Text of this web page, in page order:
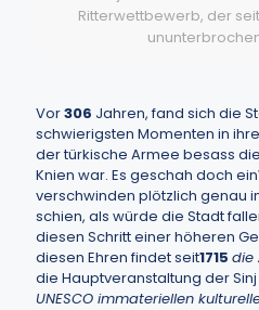
Ritterwettbewerb, der
Vor306 Jahren, fand sich die
schwierigsten Momenten in
der türkische Armee besass
Knien war. Es geschah doch
verschwinden plötzlich genau
schien, als würde die Stadt
diesen Schritt einer höheren
diesen Ehren findet seit1715 die
die Hauptveranstaltung der
UNESCO immateriellen